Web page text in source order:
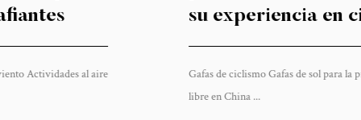
su experiencia en ciclismo
Gafas de ciclismo Gafas de sol para la protección del viento Actividades al aire